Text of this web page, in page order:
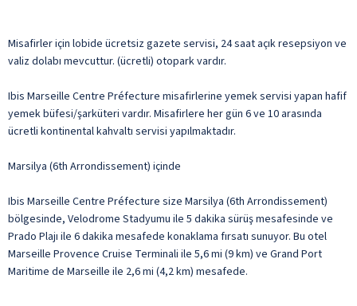
Misafirler için lobide ücretsiz gazete servisi, 24 saat açık resepsiyon ve
valiz dolabı mevcuttur. (ücretli) otopark vardır.
Ibis Marseille Centre Préfecture misafirlerine yemek servisi yapan hafif
yemek büfesi/şarküteri vardır. Misafirlere her gün 6 ve 10 arasında
ücretli kontinental kahvaltı servisi yapılmaktadır.
Marsilya (6th Arrondissement) içinde
Ibis Marseille Centre Préfecture size Marsilya (6th Arrondissement)
bölgesinde, Velodrome Stadyumu ile 5 dakika sürüş mesafesinde ve
Prado Plajı ile 6 dakika mesafede konaklama fırsatı sunuyor. Bu otel
Marseille Provence Cruise Terminali ile 5,6 mi (9 km) ve Grand Port
Maritime de Marseille ile 2,6 mi (4,2 km) mesafede.